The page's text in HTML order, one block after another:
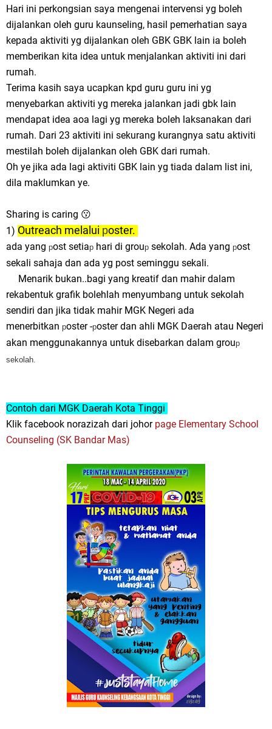
Hari ini perkongsian saya mengenai intervensi yg boleh
dijalankan oleh guru kaunseling, hasil pemerhatian saya
kepada aktiviti yg dijalankan oleh GBK GBK lain ia boleh
memberikan kita idea untuk menjalankan aktiviti ini dari
rumah.
Terima kasih saya ucapkan kpd guru guru ini yg
menyebarkan aktiviti yg mereka jalankan jadi gbk lain
mendapat idea aoa lagi yg mereka boleh laksanakan dari
rumah. Dari 23 aktiviti ini sekurang kurangnya satu aktiviti
mestilah boleh dijalankan oleh GBK dari rumah.
Oh ye jika ada lagi aktiviti GBK lain yg tiada dalam list ini,
dila maklumkan ye.
Sharing is caring 😗
1) Outreach melalui poster.
ada yang post setiap hari di group sekolah. Ada yang post
sekali sahaja dan ada yg post seminggu sekali.
Menarik bukan..bagi yang kreatif dan mahir dalam
rekabentuk grafik bolehlah menyumbang untuk sekolah
sendiri dan jika tidak mahir MGK Negeri ada
menerbitkan poster -poster dan ahli MGK Daerah atau Negeri
akan menggunakannya untuk disebarkan dalam group
sekolah.
Contoh dari MGK Daerah Kota Tinggi
Klik facebook norazizah dari johor page Elementary School
Counseling (SK Bandar Mas)